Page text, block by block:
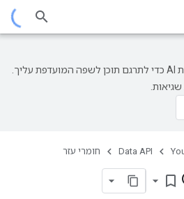
‫Google משתמשת בטכנולוגיית AI כדי לתרגם תוכן לשפה המועדפת עליך.
Data API חומרי עזר
bookmark_border